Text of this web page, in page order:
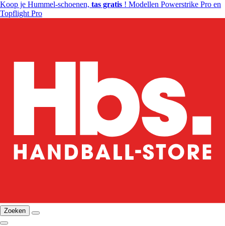
Koop je Hummel-schoenen, tas gratis ! Modellen Powerstrike Pro en
Topflight Pro
Zoeken